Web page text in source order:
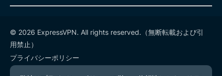
© 2026 ExpressVPN. All rights reserved.（無断転載および引
用禁止）
プライバシーポリシー
利用規約